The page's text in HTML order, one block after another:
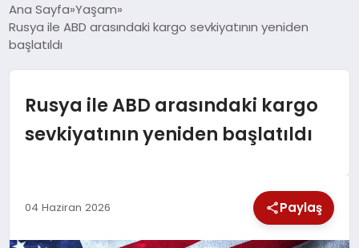
SIYASET
DÜNYA
EKONOMI
TEKNOLOJI
Ana Sayfa Yaşam
Rusya ile ABD arasındaki kargo sevkiyatının yeniden
başlatıldı
Rusya ile ABD arasındaki kargo
sevkiyatının yeniden başlatıldı
04 Haziran 2026 Paylaş